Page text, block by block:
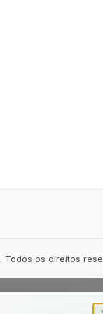
Todos os direitos